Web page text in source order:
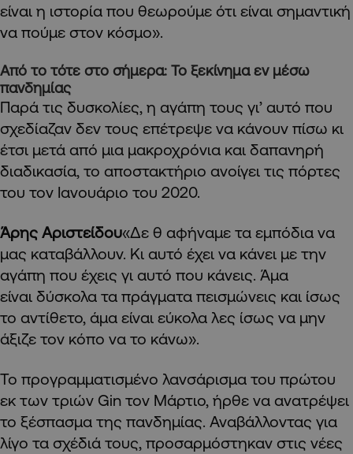
είναι η ιστορία που θεωρούμε ότι είναι σημαντική
να πούμε στον κόσμο».
Από το τότε στο σήμερα: Το ξεκίνημα εν μέσω
πανδημίας
Παρά τις δυσκολίες, η αγάπη τους γι’ αυτό που
σχεδίαζαν δεν τους επέτρεψε να κάνουν πίσω κι
έτσι μετά από μια μακροχρόνια και δαπανηρή
διαδικασία, το αποστακτήριο ανοίγει τις πόρτες
του τον Ιανουάριο του 2020.
Άρης Αριστείδου«Δε θ αφήναμε τα εμπόδια να
μας καταβάλλουν. Κι αυτό έχει να κάνει με την
αγάπη που έχεις γι αυτό που κάνεις. Άμα
είναι δύσκολα τα πράγματα πεισμώνεις και ίσως
το αντίθετο, άμα είναι εύκολα λες ίσως να μην
άξιζε τον κόπο να το κάνω».
Το προγραμματισμένο λανσάρισμα του πρώτου
εκ των τριών Gin τον Mάρτιο, ήρθε να ανατρέψει
το ξέσπασμα της πανδημίας. Αναβάλλοντας για
λίγο τα σχέδιά τους, προσαρμόστηκαν στις νέες